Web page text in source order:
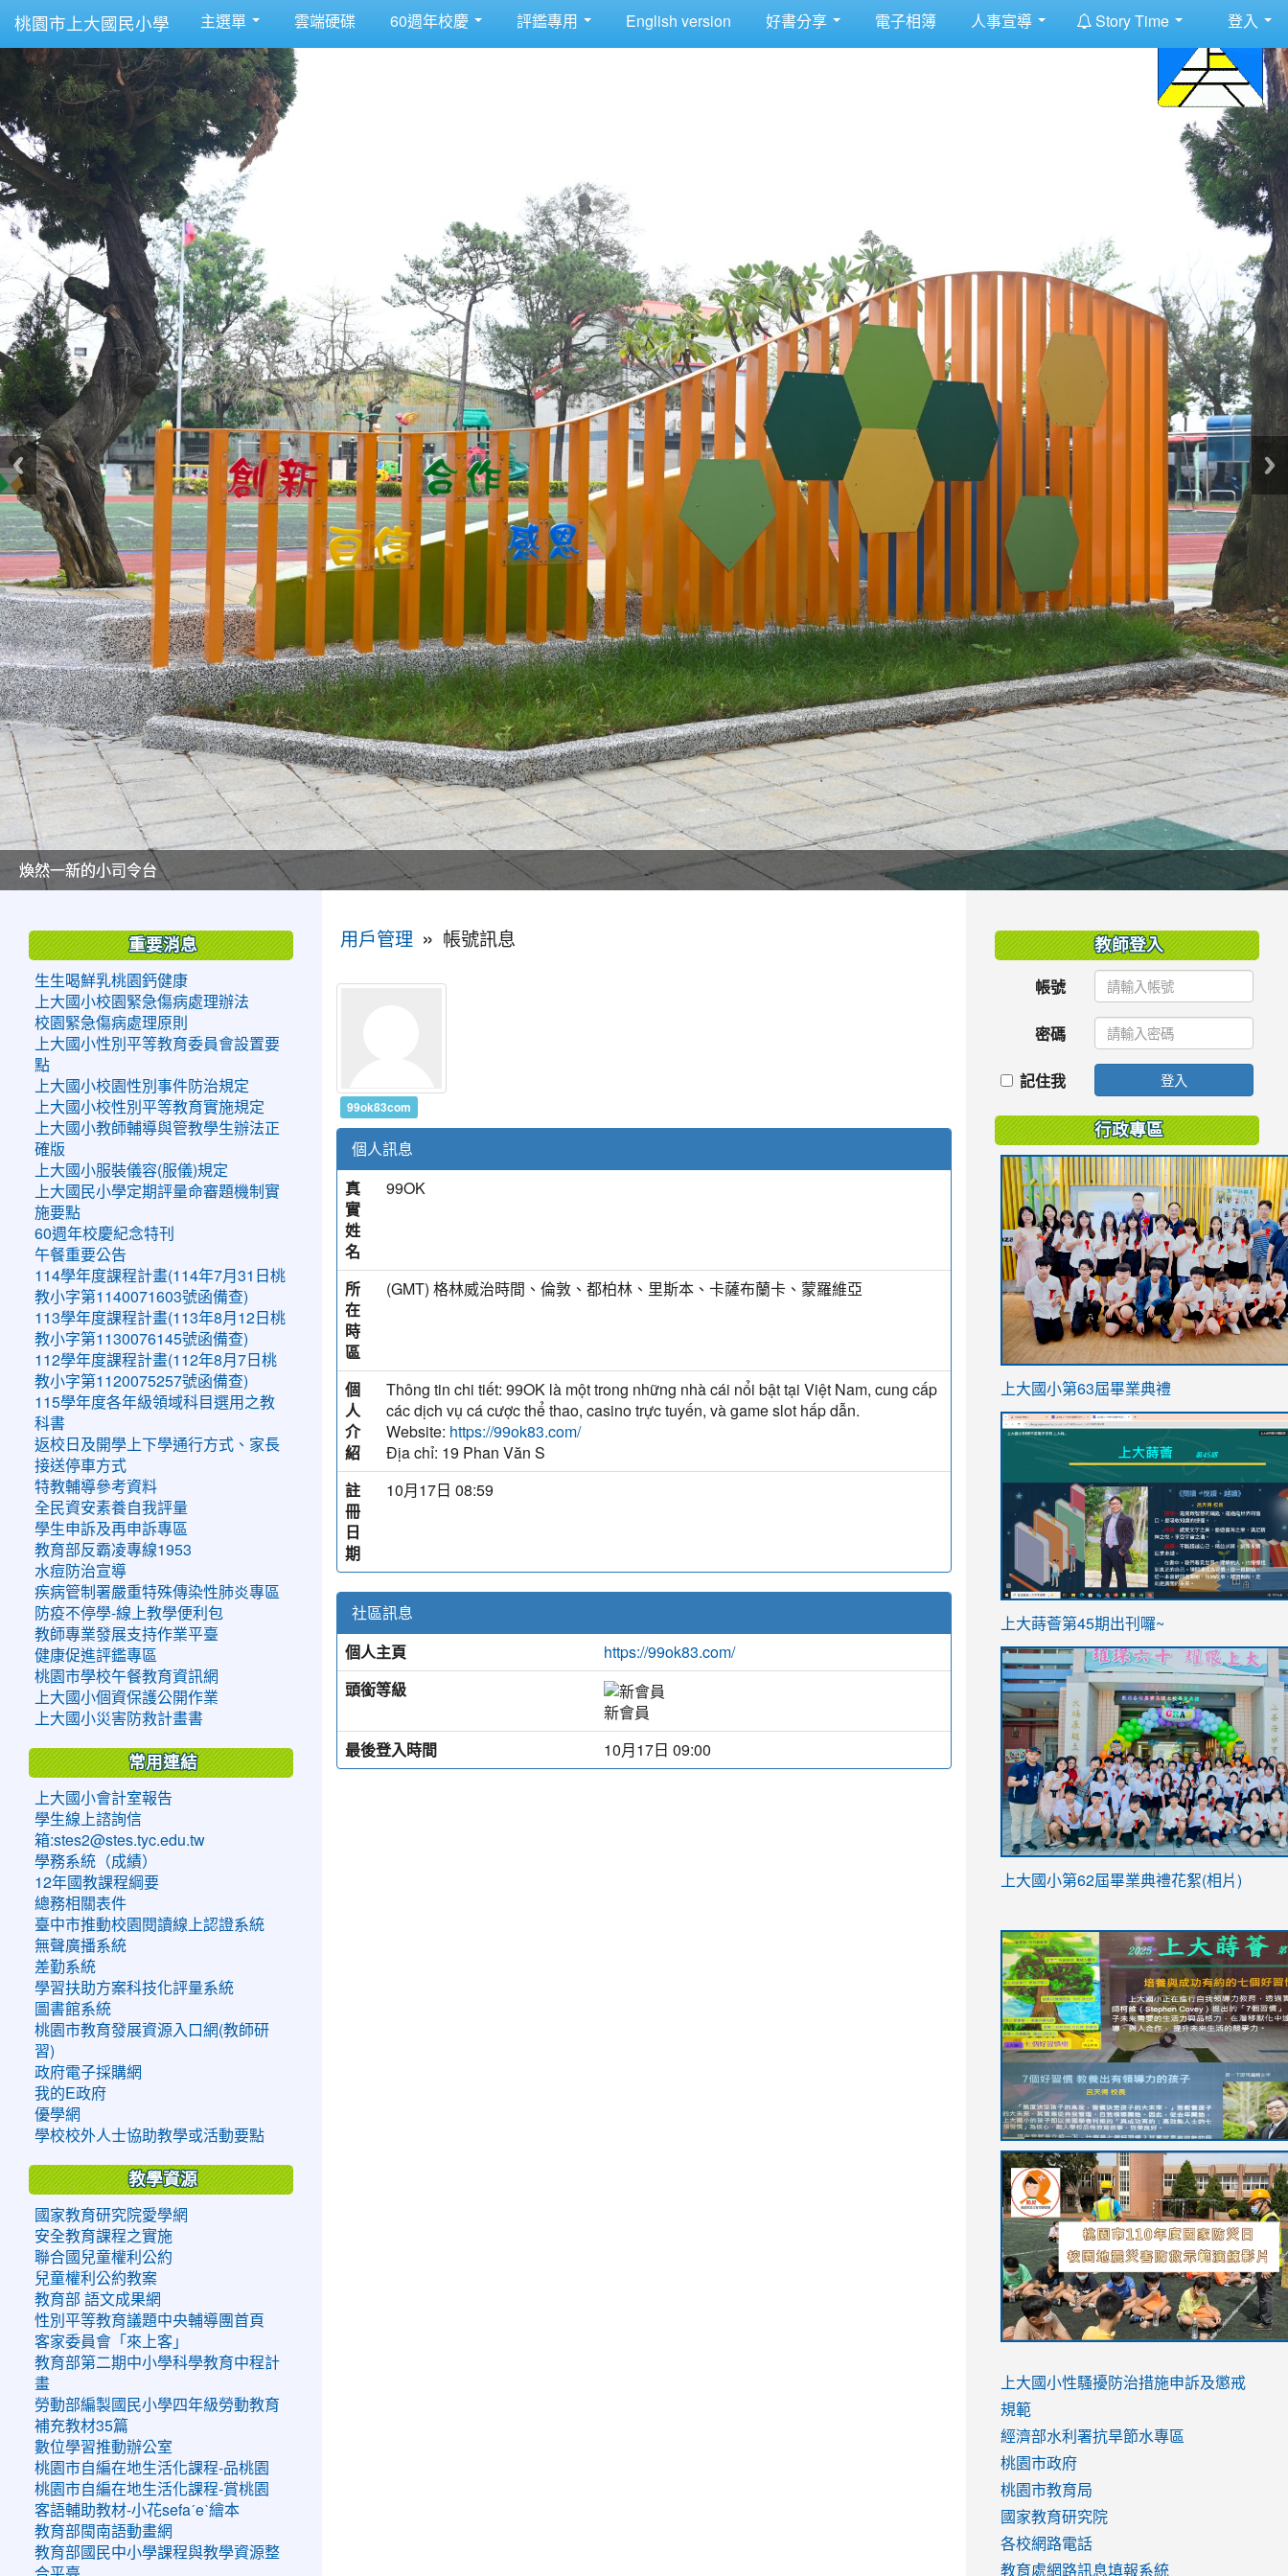
桃園市上大國民小學 主選單 雲端硬碟 60週年校慶 評鑑專用 English version 好書分享 電子相簿 人事宣導 Story Time 登入
美麗的操場是我們活力的來源
美麗的操場是我們活力的來源
煥然一新的小司令台
煥然一新的小司令台
富含桃園埤塘田園風光意象的中廊
富含桃園埤塘田園風光意象的中廊
嶄新的中庭廣場
嶄新的中庭廣場
水生池生生不息
水生池生生不息
用戶管理 » 帳號訊息
99ok83com
個人訊息
真
實
姓
名
99OK
所
在
時
區
(GMT) 格林威治時間、倫敦、都柏林、里斯本、卡薩布蘭卡、蒙羅維亞
個
人
介
紹
Thông tin chi tiết: 99OK là một trong những nhà cái nổi bật tại Việt Nam, cung cấp
các dịch vụ cá cược thể thao, casino trực tuyến, và game slot hấp dẫn.
Website: https://99ok83.com/
Địa chỉ: 19 Phan Văn S
註
冊
日
期
10月17日 08:59
社區訊息
個人主頁
https://99ok83.com/
頭銜等級
新會員
最後登入時間
10月17日 09:00
重要消息
生生喝鮮乳桃園鈣健康
上大國小校園緊急傷病處理辦法
校園緊急傷病處理原則
上大國小性別平等教育委員會設置要
點
上大國小校園性別事件防治規定
上大國小校性別平等教育實施規定
上大國小教師輔導與管教學生辦法正
確版
上大國小服裝儀容(服儀)規定
上大國民小學定期評量命審題機制實
施要點
60週年校慶紀念特刊
午餐重要公告
114學年度課程計畫(114年7月31日桃
教小字第1140071603號函備查)
113學年度課程計畫(113年8月12日桃
教小字第1130076145號函備查)
112學年度課程計畫(112年8月7日桃
教小字第1120075257號函備查)
115學年度各年級領域科目選用之教
科書
返校日及開學上下學通行方式、家長
接送停車方式
特教輔導參考資料
全民資安素養自我評量
學生申訴及再申訴專區
教育部反霸凌專線1953
水痘防治宣導
疾病管制署嚴重特殊傳染性肺炎專區
防疫不停學-線上教學便利包
教師專業發展支持作業平臺
健康促進評鑑專區
桃園市學校午餐教育資訊網
上大國小個資保護公開作業
上大國小災害防救計畫書
常用連結
上大國小會計室報告
學生線上諮詢信
箱:stes2@stes.tyc.edu.tw
學務系統（成績）
12年國教課程綱要
總務相關表件
臺中市推動校園閱讀線上認證系統
無聲廣播系統
差勤系統
學習扶助方案科技化評量系統
圖書館系統
桃園市教育發展資源入口網(教師研
習)
政府電子採購網
我的E政府
優學網
學校校外人士協助教學或活動要點
教學資源
國家教育研究院愛學網
安全教育課程之實施
聯合國兒童權利公約
兒童權利公約教案
教育部 語文成果網
性別平等教育議題中央輔導團首頁
客家委員會「來上客」
教育部第二期中小學科學教育中程計
畫
勞動部編製國民小學四年級勞動教育
補充教材35篇
數位學習推動辦公室
桃園市自編在地生活化課程-品桃園
桃園市自編在地生活化課程-賞桃園
客語輔助教材-小花sefaˊeˋ繪本
教育部閩南語動畫網
教育部國民中小學課程與教學資源整
教師登入
帳號
密碼
記住我 登入
行政專區
link
https://sites.google.com/stes.tyc.edu.tw/
上大國小第63屆畢業典禮
link
ink
https://sites.google.com/stes.tyc.edu.tw/
link
https://sites.google.com/stes.tyc.edu.tw/
上大蒔薈第45期出刊囉~
link
YfDQppRvyMk686kIw6SBbssEIZ6WnT/
usp=sharing
上大國小第62屆畢業典禮花絮(相片)
to
https://drive.google.com/file/d/1I-
YfDQppRvyMk686kIw6SBbssEIZ6WnT/
usp=sharing
to
https://sites.google.com/stes.tyc.edu.tw/
link
to
https://sites.google.com/stes.tyc.edu.tw/
link
to
https://drive.google.com/file/d/
usp=sharing
link
to
https://youtu.be/jJOMVWY3-
8M
link
to
https://drive.google.com/file/d/
usp=sharing
to
https://www.youtube.com/watch?
v=hC_gdZndU9s
to
https://www.youtube.com/watch?
v=hC_gdZndU9s
link
to
https://www.youtube.com/watch?
v=mfpNykQ0g4M
上大國小性騷擾防治措施申訴及懲戒
規範
經濟部水利署抗旱節水專區
桃園市政府
桃園市教育局
國家教育研究院
各校網路電話
教育處網路訊息填報系統